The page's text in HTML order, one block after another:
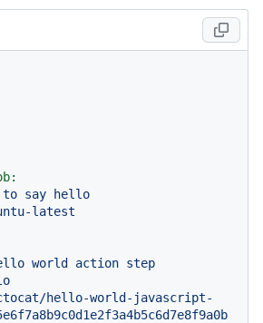
to say hello
latest
world action step
hello-world-javascript-